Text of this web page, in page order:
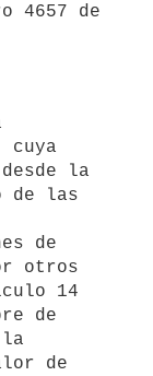
4657 de
cuya
la
de las
de
otros
14
de
la
de